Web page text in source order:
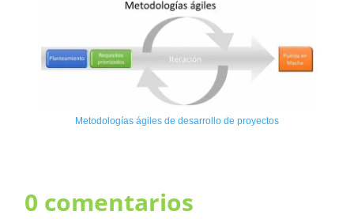
Metodologías ágiles de desarrollo de proyectos
0 comentarios